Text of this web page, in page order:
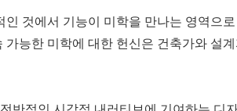
것에서 기능이 미학을 만나는 영역으로
능한 미학에 대한 헌신은 건축가와 설